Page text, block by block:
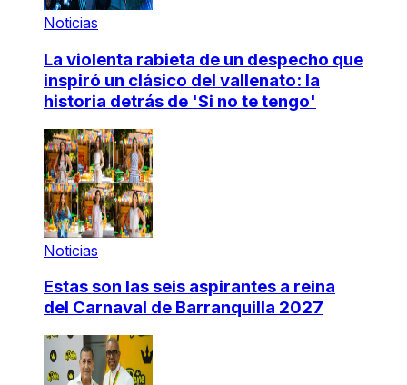
Noticias
La violenta rabieta de un despecho que
inspiró un clásico del vallenato: la
historia detrás de 'Si no te tengo'
Noticias
Estas son las seis aspirantes a reina
del Carnaval de Barranquilla 2027